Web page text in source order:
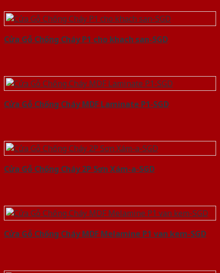
Cửa Gỗ Chống Cháy P1 cho khach san-SGD
Cửa Gỗ Chống Cháy MDF Laminate P1-SGD
Cửa Gỗ Chống Cháy 2P Sơn Xám-a-SGD
Cửa Gỗ Chống Cháy MDF Melamine P1 van kem-SGD